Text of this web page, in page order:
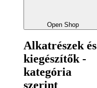
Open Shop
Alkatrészek és
kiegészítők -
kategória
szerint